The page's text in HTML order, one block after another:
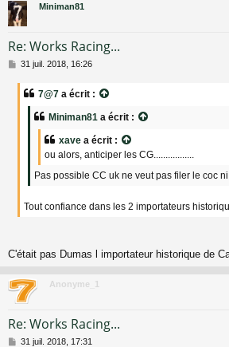
Miniman81
Re: Works Racing...
M
31 juil. 2018, 16:26
7@7 a écrit :
Miniman81 a écrit :
xave a écrit :
ou alors, anticiper les CG.................
Pas possible CC uk ne veut pas filer le coc
Tout confiance dans les 2 importateurs
C'était pas Dumas l importateur historique de
Anonyme_1
Re: Works Racing...
M
31 juil. 2018, 17:31